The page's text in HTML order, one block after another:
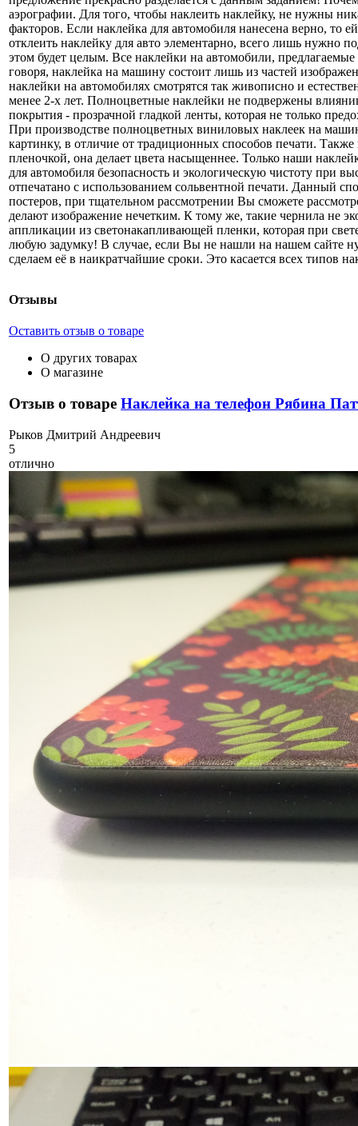
аэрографии. Для того, чтобы наклеить наклейку, не нужны
факторов. Если наклейка для автомобиля нанесена верно, то
отклеить наклейку для авто элементарно, всего лишь нужно
этом будет целым. Все наклейки на автомобили,
говоря, наклейка на машину состоит лишь из частей
наклейки на автомобилях смотрятся так живописно и
менее 2-х лет. Полноцветные наклейки не подвержены
покрытия - прозрачной гладкой ленты, которая не только
При производстве полноцветных виниловых наклеек на
картинку, в отличие от традиционных способов печати.
пленочкой, она делает цвета насыщеннее. Только наши
для автомобиля безопасность и экологическую чистоту при
отпечатано с использованием сольвентной печати. Данный
постеров, при тщательном рассмотрении Вы сможете
делают изображение нечетким. К тому же, такие чернила не
аппликации из светонакапливающей пленки, которая при
любую задумку! В случае, если Вы не нашли на нашем сайте
сделаем её в наикратчайшие сроки. Это касается всех
Отзывы
Оставить отзыв о товаре
О других товарах
О магазине
Отзыв о товаре Наклейка на телефон Рябина
Рыков Дмитрий Андреевич
5
отлично